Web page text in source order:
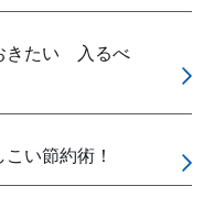
きたい 入るべ
い節約術！